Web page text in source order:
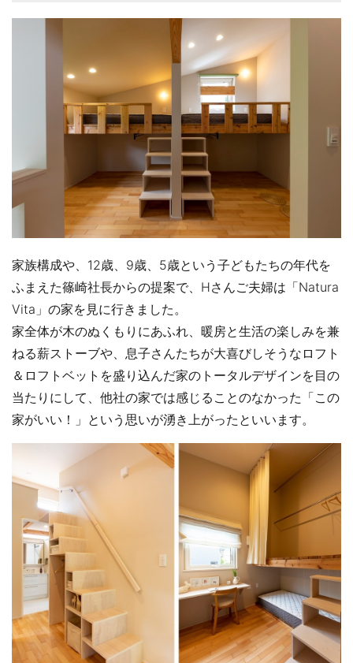
家族構成や、12歳、9歳、5歳という子どもたちの年代を
ふまえた篠崎社長からの提案で、Hさんご夫婦は「Natura
Vita」の家を見に行きました。
家全体が木のぬくもりにあふれ、暖房と生活の楽しみを兼
ねる薪ストーブや、息子さんたちが大喜びしそうなロフト
＆ロフトベットを盛り込んだ家のトータルデザインを目の
当たりにして、他社の家では感じることのなかった「この
家がいい！」という思いが湧き上がったといいます。